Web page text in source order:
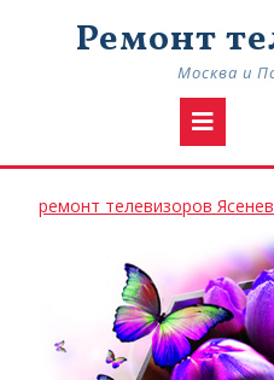
Ремонт
Москва и
ремонт телевизоров